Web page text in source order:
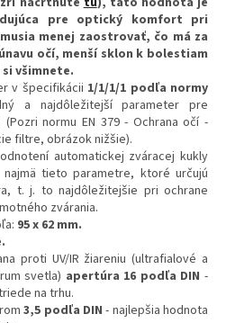
pre optický komfort pri
menej zaostrovať, čo má za
očí, menší sklon k bolestiam
všimnete.
v špecifikácii 1/1/1/1 podľa normy
a najdôležitejší parameter pre
normu EN 379 - Ochrana očí -
filtre, obrázok nižšie).
automatickej zváracej kukly
tieto parametre, ktoré určujú
t. j. to najdôležitejšie pri ochrane
zvárania.
95 x 62 mm.
proti UV/IR žiareniu (ultrafialové a
svetla) apertúra 16 podľa DIN -
na trhu.
3,5 podľa DIN - najlepšia hodnota